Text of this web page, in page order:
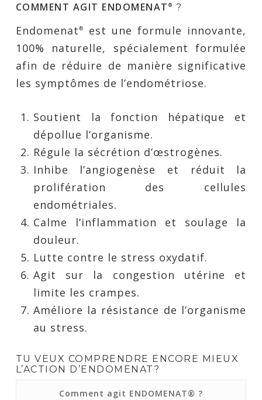
COMMENT AGIT ENDOMENAT ® ?
Endomenat®
est une formule innovante,
100% naturelle, spécialement formulée
afin de réduire de manière significative
les symptômes de l’endométriose.
Soutient la fonction hépatique et
dépollue l’organisme.
Régule la sécrétion d’œstrogènes.
Inhibe l’angiogenèse et réduit la
prolifération des cellules
endométriales.
Calme l’inflammation et soulage la
douleur.
Lutte contre le stress oxydatif.
Agit sur la congestion utérine et
limite les crampes.
Améliore la résistance de l’organisme
au stress.
TU VEUX COMPRENDRE ENCORE MIEUX
L’ACTION D’ENDOMENAT?
Comment agit ENDOMENAT® ?